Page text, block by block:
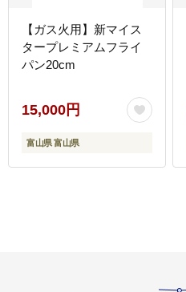
【ガス火用】新マイス
タープレミアムフライ
パン20cm
15,000円
富山県 富山県